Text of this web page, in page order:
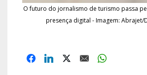
O futuro do jornalismo de turismo passa
presença digital - Imagem: Abrajet/